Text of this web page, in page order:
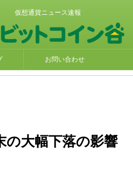
仮想通貨ニュース速報
お問い合わせ
大幅下落の影響